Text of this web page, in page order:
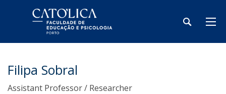
Filipa Sobral
Assistant Professor / Researcher